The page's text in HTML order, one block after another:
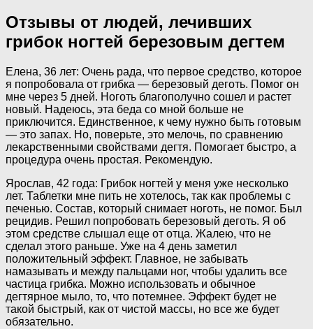
Отзывы от людей, лечивших
грибок ногтей березовым дегтем
Елена, 36 лет: Очень рада, что первое средство, которое
я попробовала от грибка — березовый деготь. Помог он
мне через 5 дней. Ноготь благополучно сошел и растет
новый. Надеюсь, эта беда со мной больше не
приключится. Единственное, к чему нужно быть готовым
— это запах. Но, поверьте, это мелочь, по сравнению
лекарственными свойствами дегтя. Помогает быстро, а
процедура очень простая. Рекомендую.
Ярослав, 42 года: Грибок ногтей у меня уже несколько
лет. Таблетки мне пить не хотелось, так как проблемы с
печенью. Состав, который снимает ноготь, не помог. Был
рецидив. Решил попробовать березовый деготь. Я об
этом средстве слышал еще от отца. Жалею, что не
сделал этого раньше. Уже на 4 день заметил
положительный эффект. Главное, не забывать
намазывать и между пальцами ног, чтобы удалить все
частица грибка. Можно использовать и обычное
дегтярное мыло, то, что потемнее. Эффект будет не
такой быстрый, как от чистой массы, но все же будет
обязательно.